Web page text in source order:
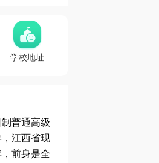
学校地址
普通高级
江西省现
前身是全